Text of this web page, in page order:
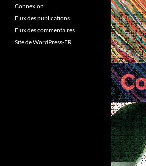
Connexion
Flux des publications
Flux des commentaires
Site de WordPress-FR